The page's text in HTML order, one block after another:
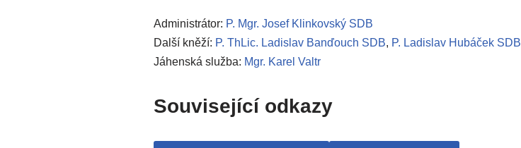
Administrátor: P. Mgr. Josef Klinkovský SDB
Další kněží: P. ThLic. Ladislav Banďouch SDB, P. Ladislav Hubáček SDB
Jáhenská služba: Mgr. Karel Valtr
Související odkazy